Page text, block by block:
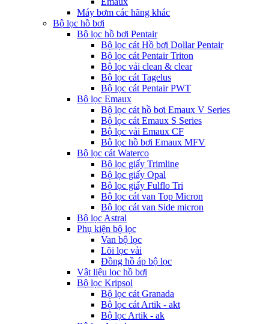
Máy bơm các hãng khác
Bộ lọc hồ bơi
Bộ lọc hồ bơi Pentair
Bộ lọc cát Hồ bơi Dollar Pentair
Bộ lọc cát Pentair Triton
Bộ lọc vải clean & clear
Bộ lọc cát Tagelus
Bộ lọc cát Pentair PWT
Bộ lọc Emaux
Bộ lọc cát hồ bơi Emaux V Series
Bộ lọc cát Emaux S Series
Bộ lọc vải Emaux CF
Bô lọc hồ bơi Emaux MFV
Bộ lọc cát Waterco
Bộ lọc giấy Trimline
Bộ lọc giấy Opal
Bộ lọc giấy Fulflo Tri
Bộ lọc cát van Top Micron
Bộ lọc cát van Side micron
Bộ lọc Astral
Phụ kiện bộ lọc
Van bộ lọc
Lõi lọc vải
Đồng hồ áp bộ lọc
Vật liệu lọc hồ bơi
Bộ lọc Kripsol
Bộ lọc cát Granada
Bộ lọc cát Artik - akt
Bộ lọc Artik - ak